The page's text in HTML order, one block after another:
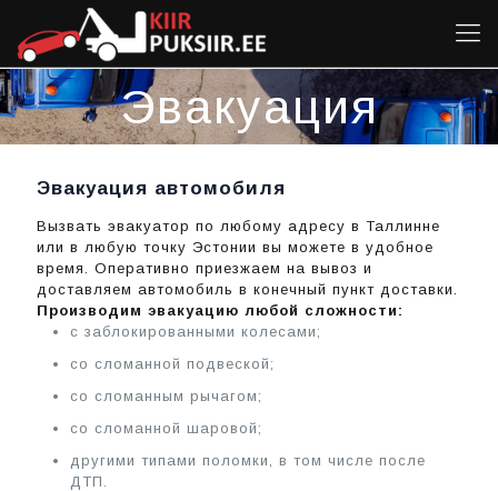
Эвакуация
Эвакуация автомобиля
Вызвать эвакуатор по любому адресу в Таллинне
или в любую точку Эстонии вы можете в удобное
время. Оперативно приезжаем на вывоз и
доставляем автомобиль в конечный пункт доставки.
Производим эвакуацию любой сложности:
с заблокированными колесами;
со сломанной подвеской;
со сломанным рычагом;
со сломанной шаровой;
другими типами поломки, в том числе после
ДТП.